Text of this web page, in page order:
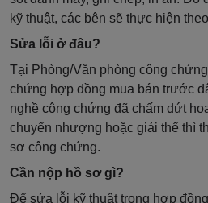
kỹ thuật, các bên sẽ thực hiện
Sửa lỗi ở đâu?
Tại Phòng/Văn phòng công
chứng hợp đồng mua bán trước
nghề công chứng đã chấm dứt
chuyển nhượng hoặc giải thể thì
sơ công chứng.
Cần nộp hồ sơ gì?
Để sửa lỗi kỹ thuật trong hợp